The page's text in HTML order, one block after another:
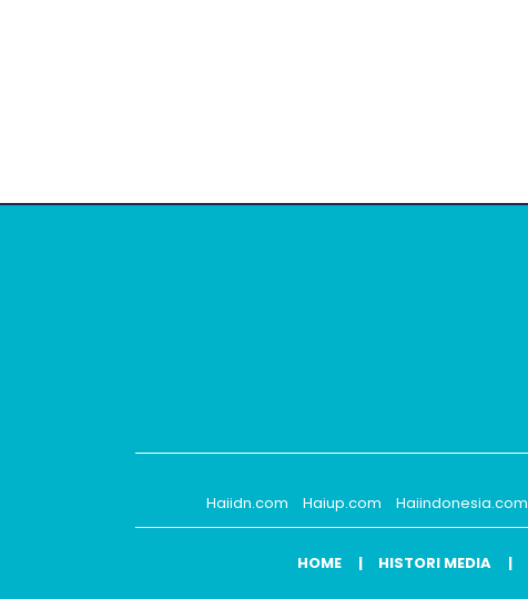
Haiidn.com
Haiup.com Haiindonesia.com
HOME HISTORI MEDIA